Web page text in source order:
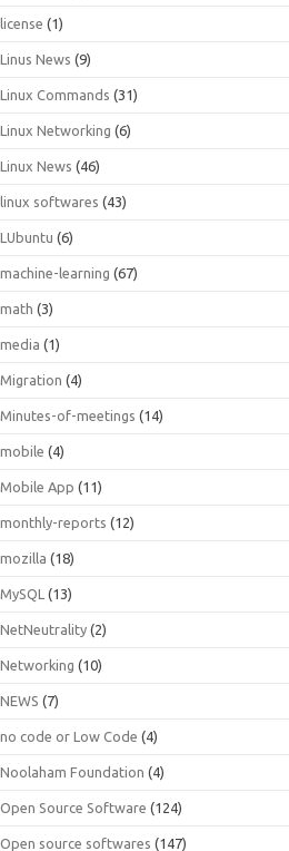
license (1)
Linus News (9)
Linux Commands (31)
Linux Networking (6)
Linux News (46)
linux softwares (43)
LUbuntu (6)
machine-learning (67)
math (3)
media (1)
Migration (4)
Minutes-of-meetings (14)
mobile (4)
Mobile App (11)
monthly-reports (12)
mozilla (18)
MySQL (13)
NetNeutrality (2)
Networking (10)
NEWS (7)
no code or Low Code (4)
Noolaham Foundation (4)
Open Source Software (124)
Open source softwares (147)